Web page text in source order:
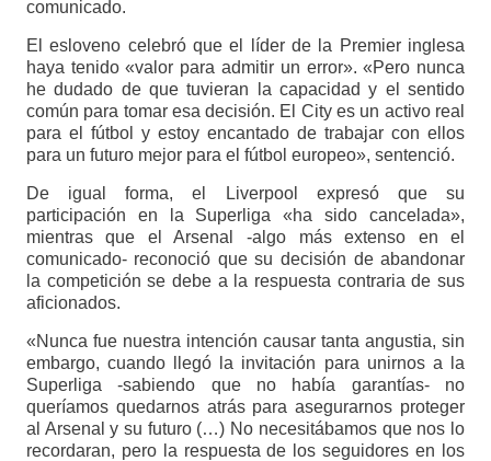
comunicado.
El esloveno celebró que el líder de la Premier inglesa
haya tenido «valor para admitir un error». «Pero nunca
he dudado de que tuvieran la capacidad y el sentido
común para tomar esa decisión. El City es un activo real
para el fútbol y estoy encantado de trabajar con ellos
para un futuro mejor para el fútbol europeo», sentenció.
De igual forma, el Liverpool expresó que su
participación en la Superliga «ha sido cancelada»,
mientras que el Arsenal -algo más extenso en el
comunicado- reconoció que su decisión de abandonar
la competición se debe a la respuesta contraria de sus
aficionados.
«Nunca fue nuestra intención causar tanta angustia, sin
embargo, cuando llegó la invitación para unirnos a la
Superliga -sabiendo que no había garantías- no
queríamos quedarnos atrás para asegurarnos proteger
al Arsenal y su futuro (…) No necesitábamos que nos lo
recordaran, pero la respuesta de los seguidores en los